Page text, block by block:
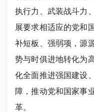
执行力、武装战斗力
展要求相适应的党和
补短板、强弱项，源
势与时俱进地转化为
化全面推进强国建设
障，推动党和国家事
革。